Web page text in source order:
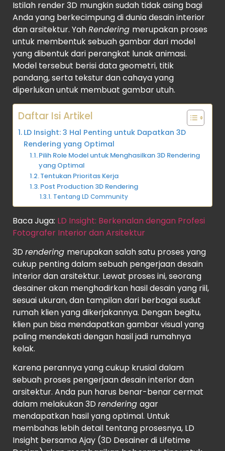
Istilah render 3D mungkin sudah tidak asing bagi
Anda yang berkecimpung di dunia desain interior
dan arsitektur. YahRendering merupakan proses
untuk membentuk sebuah gambar dari model
yang dibentuk dari perangkat lunak animasi.
Model tersebut berisi data geometri, titik
pandang, serta tekstur dan cahaya yang
diperlukan untuk membuat gambar utuh.
Daftar Isi Artikel
LD Insight: 3 Hal Penting untuk Dapatkan 3D
Rendering yang Optimal
Pilih Role Model untuk Menghasilkan 3D Rendering
yang Optimal
Tentukan Prioritas Kerja
Post Production 3D Rendering
Tentang LD Community
Baca Juga: LD Insight: Berkenalan dengan Profesi
Fotografer Interior dan Arsitektur
3D rendering merupakan salah satu proses yang
cukup penting dalam sebuah pengerjaan desain
interior dan arsitektur. Lewat proses ini, seorang
desainer akan menghadirkan hasil desain yang riil,
sesuai ukuran, dan tampilan dari berbagai sudut
rumah klien yang dikerjakannya. Dengan begitu,
klien pun bisa mendapatkan gambar visual yang
paling mendekati dengan hasil jadi rumahnya
kelak.
Karena perannya yang cukup krusial dalam
sebuah proses pengerjaan desain interior dan
arsitektur. Anda pun harus benar-benar cermat
dalam melakukan 3D rendering agar
mendapatkan hasil yang optimal. Untuk
membahas lebih detail tentang prosesnya, LD
Insight bersama Ajay (3D Desainer di Lifetime